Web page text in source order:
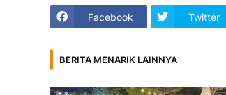
Facebook Twitter
BERITA MENARIK LAINNYA